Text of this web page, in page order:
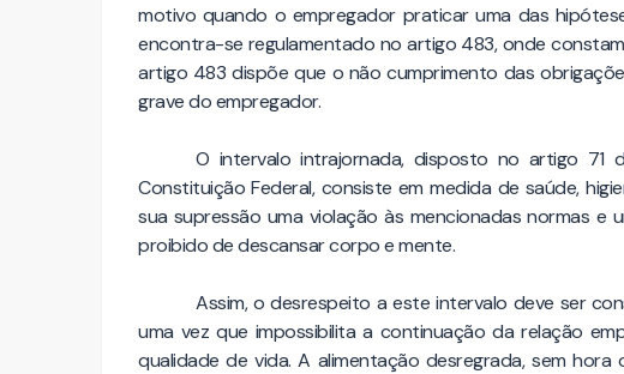
motivo quando o empregador praticar uma das
encontra-se regulamentado no artigo 483, onde
artigo 483 dispõe que o não cumprimento das
grave do empregador.
O intervalo intrajornada, disposto no artigo 71
Constituição Federal, consiste em medida de saúde,
sua supressão uma violação às mencionadas normas
proibido de descansar corpo e mente.
Assim, o desrespeito a este intervalo deve ser
uma vez que impossibilita a continuação da relação
qualidade de vida. A alimentação desregrada, sem